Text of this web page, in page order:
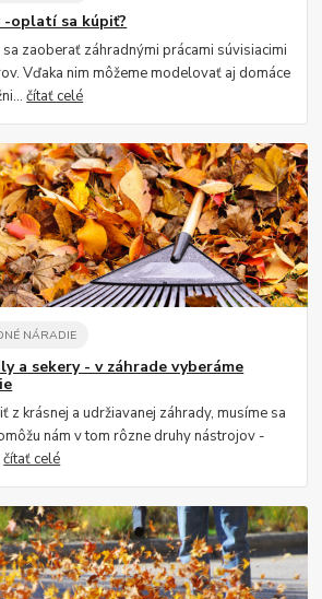
oplatí sa kúpiť?
zaoberať záhradnými prácami súvisiacimi
Vďaka nim môžeme modelovať aj domáce
čítať celé
NÁRADIE
a sekery - v záhrade vyberáme
z krásnej a udržiavanej záhrady, musíme sa
nám v tom rôzne druhy nástrojov -
čítať celé